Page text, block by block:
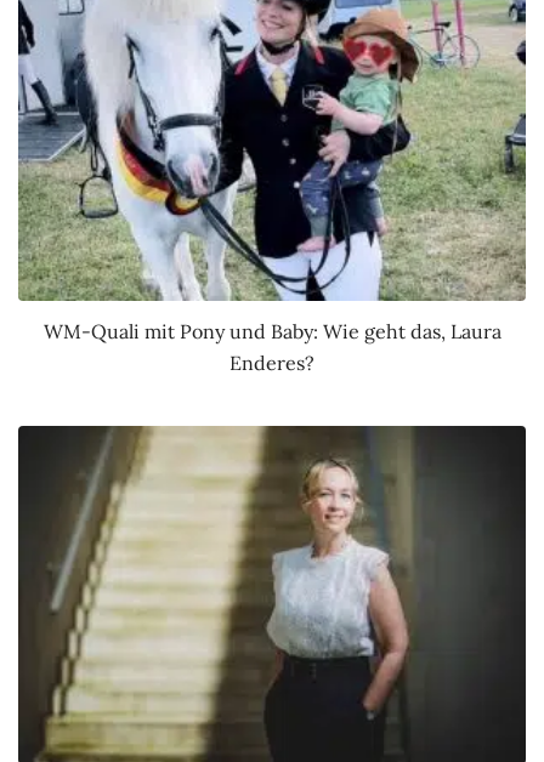
WM-Quali mit Pony und Baby: Wie geht das, Laura
Enderes?